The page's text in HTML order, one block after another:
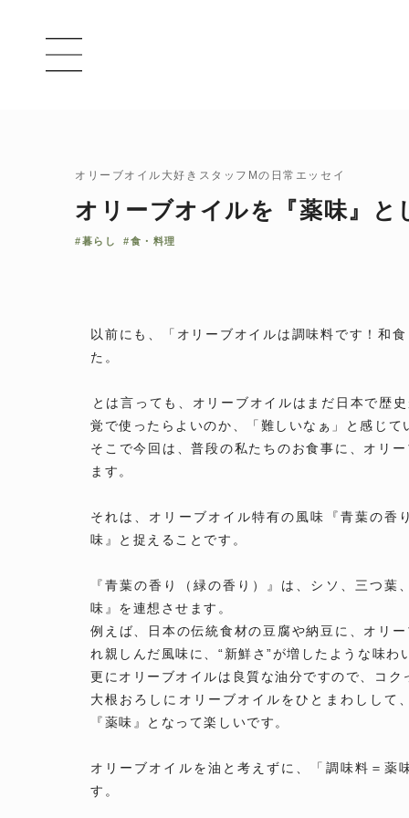
オリーブオイル大好きスタッフMの日常エッセイ
オリーブオイルを『薬味』と
#暮らし #食・料理
以前にも、「オリーブオイルは調味料です！和
た。
とは言っても、オリーブオイルはまだ日本で歴
覚で使ったらよいのか、「難しいなぁ」と感じ
そこで今回は、普段の私たちのお食事に、オリ
ます。
それは、オリーブオイル特有の風味『青葉の香
味』と捉えることです。
『青葉の香り（緑の香り）』は、シソ、三つ
味』を連想させます。
例えば、日本の伝統食材の豆腐や納豆に、オリ
れ親しんだ風味に、“新鮮さ”が増したような味わ
更にオリーブオイルは良質な油分ですので、コ
大根おろしにオリーブオイルをひとまわしして
『薬味』となって楽しいです。
オリーブオイルを油と考えずに、「調味料＝薬
す。